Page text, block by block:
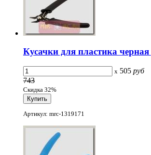
Кусачки для пластика
x 505 руб
743
Скидка 32%
Артикул: mrc-1319171